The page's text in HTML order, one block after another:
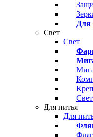
Для
Свет
Свет
Для питья
Для